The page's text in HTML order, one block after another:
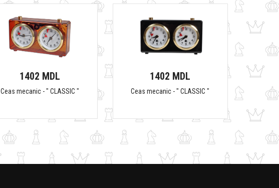
1402 MDL
Ceas mecanic - " CLASSIC "
1402 MDL
Ceas mecanic - " CLASSIC "